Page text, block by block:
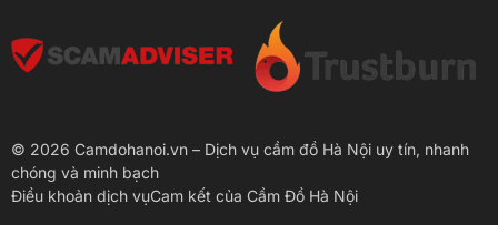
© 2026 Camdohanoi.vn – Dịch vụ cầm đồ Hà Nội uy tín, nhanh
chóng và minh bạch
Điều khoản dịch vụCam kết của Cầm Đồ Hà Nội